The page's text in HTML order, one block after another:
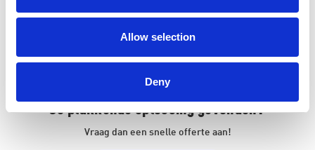
Allow selection
Deny
Je plakkende oplossing gevonden?
Vraag dan een snelle offerte aan!